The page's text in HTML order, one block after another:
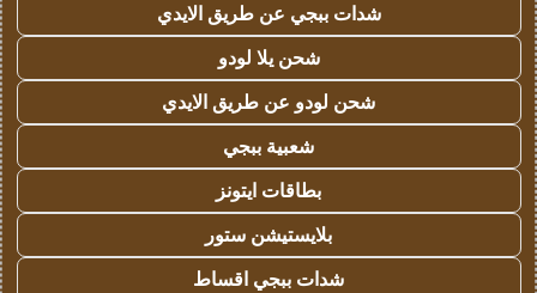
شدات ببجي عن طريق الايدي
شحن يلا لودو
شحن لودو عن طريق الايدي
شعبية ببجي
بطاقات ايتونز
بلايستيشن ستور
شدات ببجي اقساط